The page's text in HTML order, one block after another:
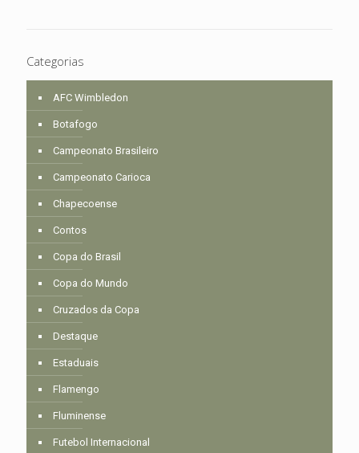
Categorias
AFC Wimbledon
Botafogo
Campeonato Brasileiro
Campeonato Carioca
Chapecoense
Contos
Copa do Brasil
Copa do Mundo
Cruzados da Copa
Destaque
Estaduais
Flamengo
Fluminense
Futebol Internacional